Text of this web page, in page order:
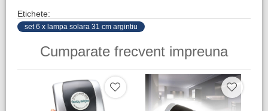
Etichete:
set 6 x lampa solara 31 cm argintiu
Cumparate frecvent impreuna